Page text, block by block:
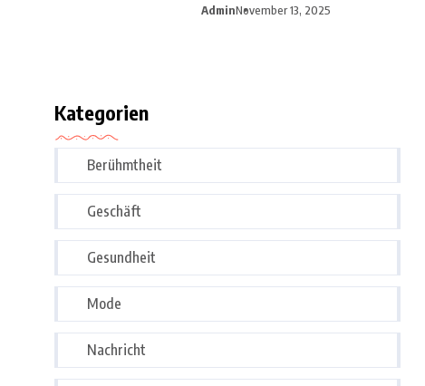
AdminNovember 13, 2025
Kategorien
Berühmtheit
Geschäft
Gesundheit
Mode
Nachricht